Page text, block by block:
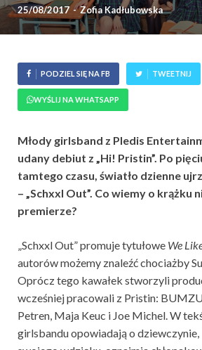
25/08/2017 -Zofia Kadłubowska
PODZIEL SIĘ NA FB TWEETNIJ
WYŚLIJ NA WHATSAPP
Młody girlsband z Pledis
udany debiut z „Hi! Pristin”. Po
tamtego czasu, światło dzienne
– „Schxxl Out”. Co wiemy o krążku
premierze?
„Schxxl Out” promuje tytułowe We
autorów możemy znaleźć chociażby
Oprócz tego kawałek stworzyli
wcześniej pracowali z Pristin:
Petren, Maja Keuc i Joe Michel. W
girlsbandu opowiadają o